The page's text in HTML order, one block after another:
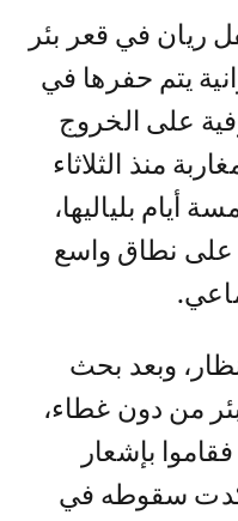
ريان في قعر بئر
يتم حفرها في
على الخروج
منذ الثلاثاء
أيام بلياليها،
على نطاق واسع
وبعد بحث
من دون غطاء،
بإشعار
أكدت سقوطه في